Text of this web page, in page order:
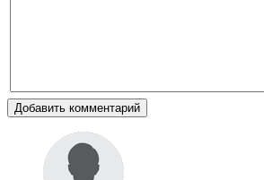
Добавить комментарий